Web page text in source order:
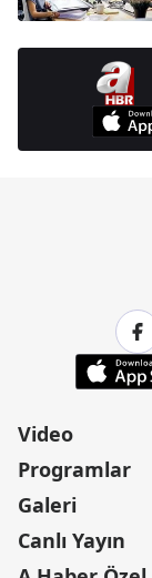
Video
Programlar
Galeri
Canlı Yayın